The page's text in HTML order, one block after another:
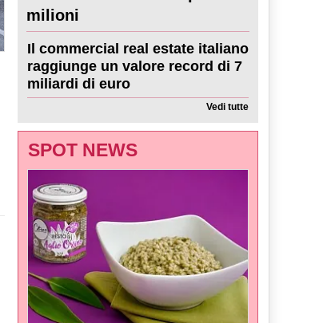
milioni
Il commercial real estate italiano
raggiunge un valore record di 7
miliardi di euro
Vedi tutte
SPOT NEWS